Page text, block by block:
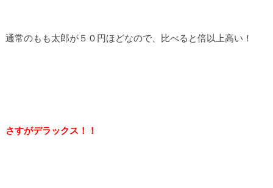
通常のもも太郎が５０円ほどなので、比べると倍以上高い！
さすがデラックス！！